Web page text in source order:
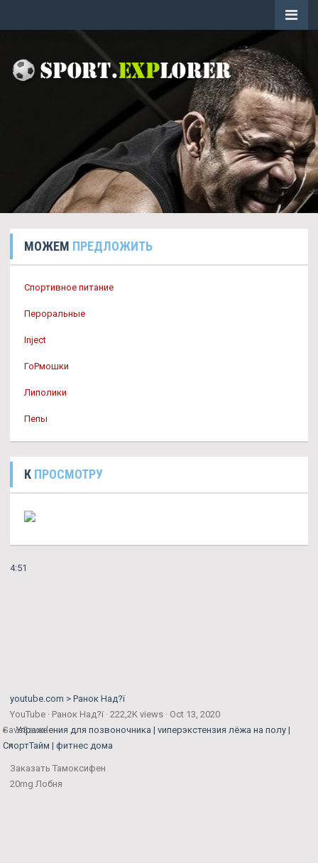
МОЖЕМ ПРЕДЛОЖИТЬ
Спортивное питание
Пероральные
Inject
ГоРмошки
Липолики
Пепы
К ПРОСМОТРУ
4:51
youtube.com > Ранок Над?ї
YouTube · Ранок Над?ї · 222,2K views · Oct 13, 2020
Упражнения для позвоночника | vиперэкстензия лёжа на полу |
СпортТайм | фитнес дома
SaveSaved
Заказать Тамоксифен
20mg Лобня